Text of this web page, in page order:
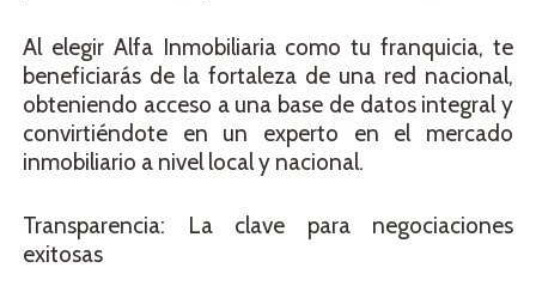
Al elegir Alfa Inmobiliaria como tu franquicia, te
beneficiarás de la fortaleza de una red nacional,
obteniendo acceso a una base de datos integral y
convirtiéndote en un experto en el mercado
inmobiliario a nivel local y nacional.
Transparencia: La clave para negociaciones
exitosas